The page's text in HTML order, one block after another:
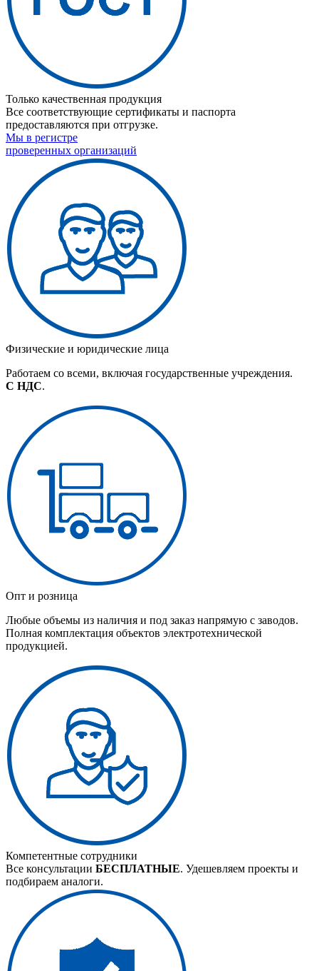
Только качественная продукция
Все соответствующие сертификаты и паспорта
предоставляются при отгрузке.
Мы в регистре
проверенных организаций
Физические и юридические лица
Работаем со всеми, включая государственные учреждения.
С НДС.
Опт и розница
Любые объемы из наличия и под заказ напрямую с заводов.
Полная комплектация объектов электротехнической
продукцией.
Компетентные сотрудники
Все консультации БЕСПЛАТНЫЕ. Удешевляем проекты и
подбираем аналоги.